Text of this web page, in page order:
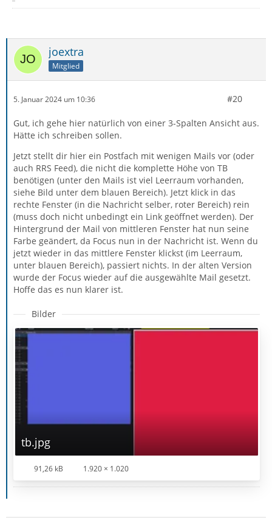
joextra
Mitglied
5. Januar 2024 um 10:36 #20
Gut, ich gehe hier natürlich von einer 3-Spalten Ansicht aus.
Hätte ich schreiben sollen.
Jetzt stellt dir hier ein Postfach mit wenigen Mails vor (oder
auch RRS Feed), die nicht die komplette Höhe von TB
benötigen (unter den Mails ist viel Leerraum vorhanden,
siehe Bild unter dem blauen Bereich). Jetzt klick in das
rechte Fenster (in die Nachricht selber, roter Bereich) rein
(muss doch nicht unbedingt ein Link geöffnet werden). Der
Hintergrund der Mail von mittleren Fenster hat nun seine
Farbe geändert, da Focus nun in der Nachricht ist. Wenn du
jetzt wieder in das mittlere Fenster klickst (im Leerraum,
unter blauen Bereich), passiert nichts. In der alten Version
wurde der Focus wieder auf die ausgewählte Mail gesetzt.
Hoffe das es nun klarer ist.
Bilder
tb.jpg
91,26 kB 1.920 × 1.020